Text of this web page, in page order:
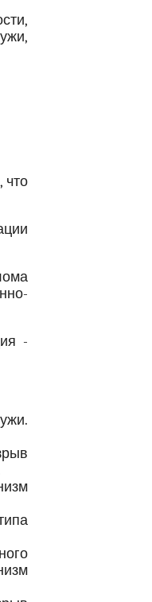
что
-